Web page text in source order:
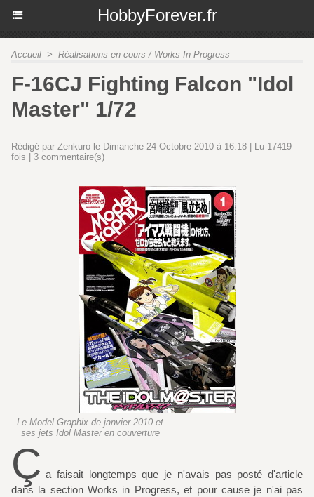
HobbyForever.fr
Accueil > Réalisations en cours / Works In Progress
F-16CJ Fighting Falcon "Idol
Master" 1/72
Rédigé par Zenkuro le Dimanche 24 Octobre 2010 à 16:18 | Lu 17419
fois | 3 commentaire(s)
Le Model Graphix de janvier 2010 et
ses jets Idol Master en couverture
Ç a faisait longtemps que je n'avais pas posté d'article
dans la section Works in Progress, et pour cause je n'ai pas